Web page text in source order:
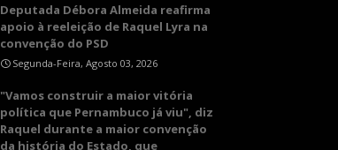
Deputada Débora Almeida reafirma
apoio à reeleição de Raquel Lyra na
convenção do PSD
Segunda-Feira, Agosto 03, 2026
"Vamos construir a maior vitória
política que Pernambuco já viu", diz
Raquel durante a maior convenção
da história do Estado, que